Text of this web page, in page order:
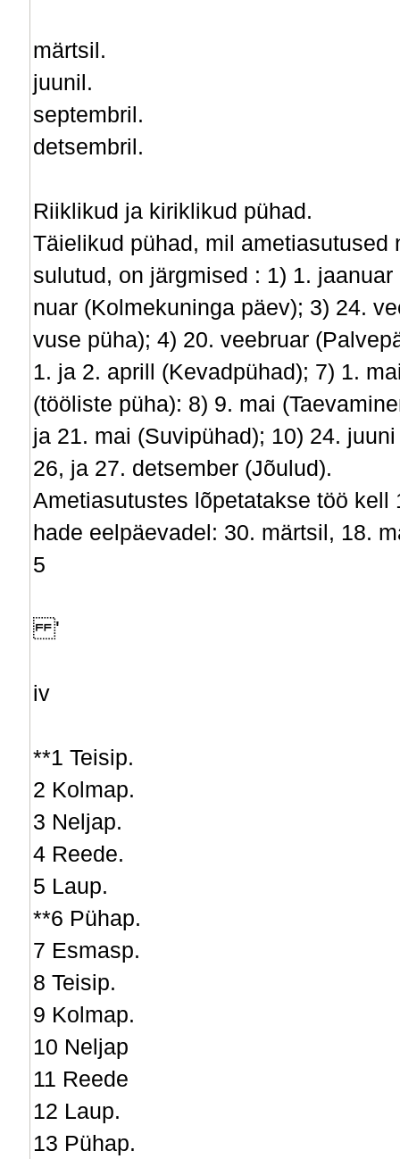
märtsil.
juunil.
septembril.
detsembril.
Riiklikud ja kiriklikud pühad.
Täielikud pühad, mil ametiasutused
sulutud, on järgmised : 1) 1.
nuar (Kolmekuninga päev); 3) 24.
vuse püha); 4) 20. veebruar
1. ja 2. aprill (Kevadpühad); 7) 1.
(tööliste püha): 8) 9. mai
ja 21. mai (Suvipühad); 10) 24.
26, ja 27. detsember (Jõulud).
Ametiasutustes lõpetatakse töö kell
hade eelpäevadel: 30. märtsil, 18.
5
'
iv
**1 Teisip.
2 Kolmap.
3 Neljap.
4 Reede.
5 Laup.
**6 Pühap.
7 Esmasp.
8 Teisip.
9 Kolmap.
10 Neljap
11 Reede
12 Laup.
13 Pühap.